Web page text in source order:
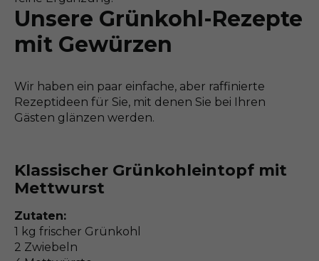
Unsere Grünkohl-Rezepte
mit Gewürzen
Wir haben ein paar einfache, aber raffinierte
Rezeptideen für Sie, mit denen Sie bei Ihren
Gästen glänzen werden.
Klassischer Grünkohleintopf mit
Mettwurst
Zutaten:
1 kg frischer Grünkohl
2 Zwiebeln